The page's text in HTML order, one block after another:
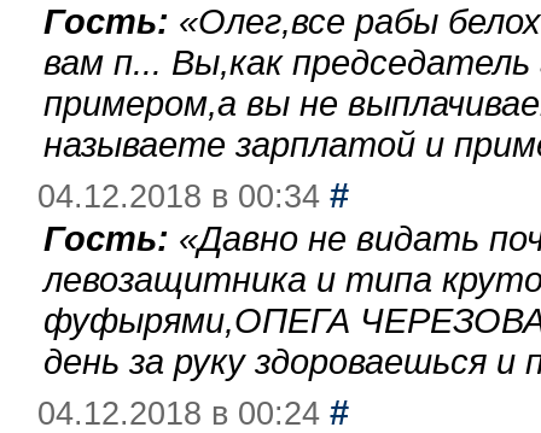
Гость: «Олег,все рабы
вам п... Вы,как
примером,а вы не
называете зарплатой и
04.12.2018 в 00:34 #
Гость: «Давно не видать
левозащитника и типа
фуфырями,ОПЕГА
день за руку здороваешься
04.12.2018 в 00:24 #